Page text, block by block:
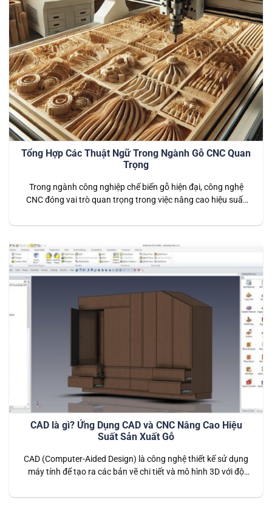
Tổng Hợp Các Thuật Ngữ Trong Ngành Gỗ CNC Quan
Trọng
Trong ngành công nghiệp chế biến gỗ hiện đại, công nghệ
CNC đóng vai trò quan trọng trong việc nâng cao hiệu suất
trình và máy móc liên quan, việc nắm vững các thuật ngữ
CAD là gì? Ứng Dụng CAD và CNC Nâng Cao Hiệu
Suất Sản Xuất Gỗ
CAD (Computer-Aided Design) là công nghệ thiết kế sử dụng
máy tính để tạo ra các bản vẽ chi tiết và mô hình 3D với độ
Control) – công nghệ điều khiển máy móc tự động – CAD